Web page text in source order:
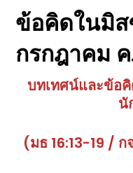
ข้อคิดในมิ
กรกฎาคม
บทเทศน์และข้อ
นั
(มธ 16:13-19 / ก